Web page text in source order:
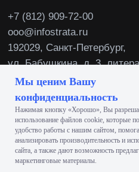
Мы ценим Вашу
конфиденциальность
Нажимая кнопку «Хорошо», Вы
использование файлов сооkіе, которые
удобство работы с нашим сайтом,
анализировать производительность и
сайта, а также дают возможность
маркетинговые материалы.